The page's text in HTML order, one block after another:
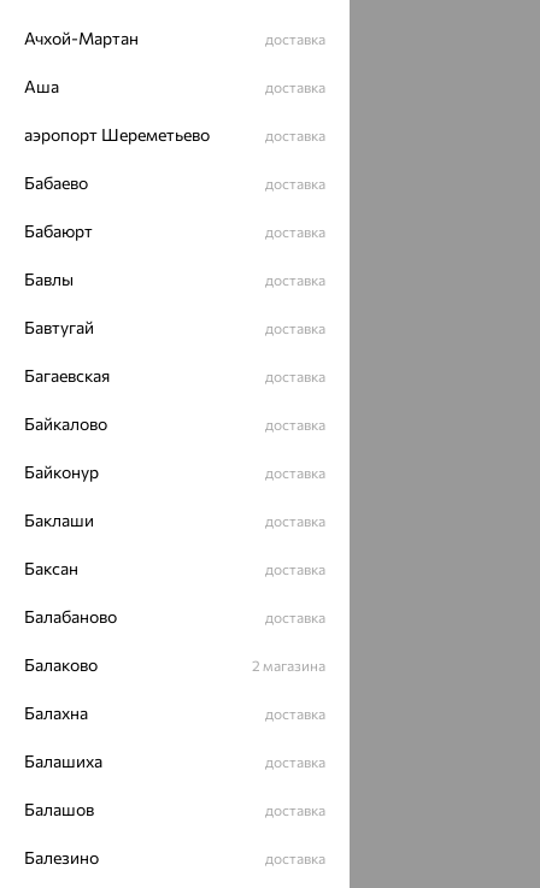
Ачхой-Мартан доставка
Аша доставка
аэропорт Шереметьево доставка
Бабаево доставка
Бабаюрт доставка
Бавлы доставка
Бавтугай доставка
Багаевская доставка
Байкалово доставка
Байконур доставка
Баклаши доставка
Баксан доставка
Балабаново доставка
Балаково 2 магазина
Балахна доставка
Балашиха доставка
Балашов доставка
Балезино доставка